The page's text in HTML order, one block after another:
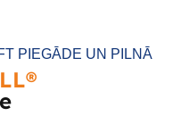
PIEGĀDE UN PILNĀ